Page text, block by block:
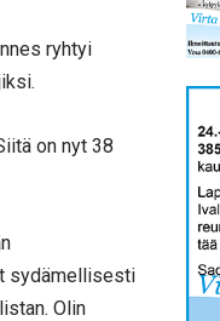
ryhtyi
on nyt 38
sydämellisesti
Olin